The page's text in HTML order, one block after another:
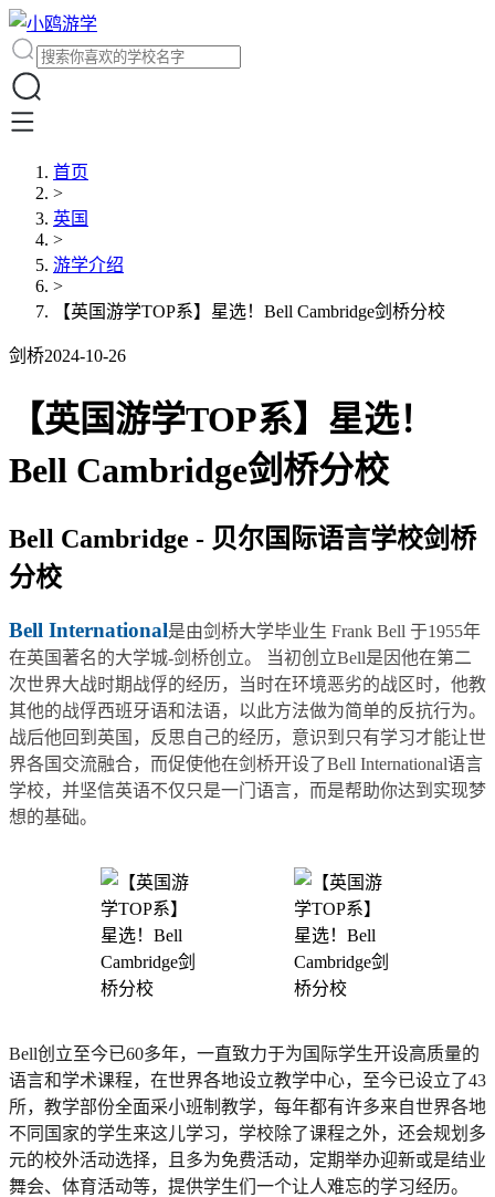
首页
>
英国
>
游学介绍
>
【英国游学TOP系】星选！Bell Cambridge剑桥分校
剑桥2024-10-26
【英国游学TOP系】星选！
Bell Cambridge剑桥分校
Bell Cambridge - 贝尔国际语言学校剑桥
分校
Bell International是由剑桥大学毕业生 Frank Bell 于1955年
在英国著名的大学城-剑桥创立。 当初创立Bell是因他在第二
次世界大战时期战俘的经历，当时在环境恶劣的战区时，他教
其他的战俘西班牙语和法语，以此方法做为简单的反抗行为。
战后他回到英国，反思自己的经历，意识到只有学习才能让世
界各国交流融合，而促使他在剑桥开设了Bell International语言
学校，并坚信英语不仅只是一门语言，而是帮助你达到实现梦
想的基础。
Bell创立至今已60多年，一直致力于为国际学生开设高质量的
语言和学术课程，在世界各地设立教学中心，至今已设立了43
所，教学部份全面采小班制教学，每年都有许多来自世界各地
不同国家的学生来这儿学习，学校除了课程之外，还会规划多
元的校外活动选择，且多为免费活动，定期举办迎新或是结业
舞会、体育活动等，提供学生们一个让人难忘的学习经历。